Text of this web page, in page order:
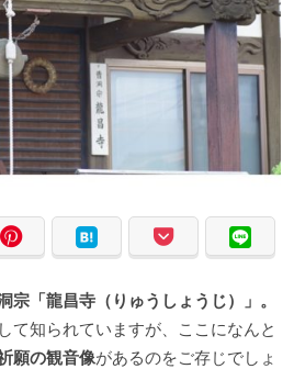
宗「龍昌寺（りゅうしょうじ）」。
て知られていますが、ここになんと
願の観音像があるのをご存じでしょ